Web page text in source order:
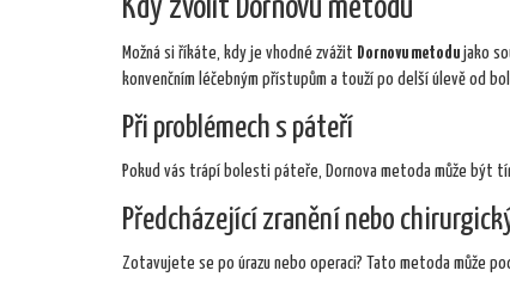
Kdy zvolit Dornovu metodu
Možná si říkáte, kdy je vhodné zvážit Dornovu metodu jako
konvenčním léčebným přístupům a touží po delší úlevě od
Při problémech s páteří
Pokud vás trápí bolesti páteře, Dornova metoda může být
Předcházející zranění nebo
Zotavujete se po úrazu nebo operaci? Tato metoda může